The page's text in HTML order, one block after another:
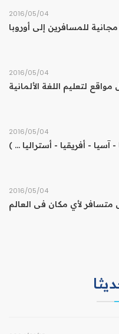
04‏/05‏/2016
للمسافرين إلى أوروبا
04‏/05‏/2016
لتعليم اللغة الألمانية
04‏/05‏/2016
آسيا - أفريقيا - أستراليا ... )
04‏/05‏/2016
لأي مكان فى العالم